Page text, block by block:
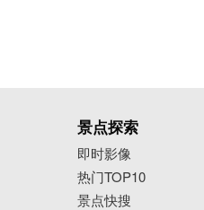
景点探索
即时影像
热门TOP10
景点快搜